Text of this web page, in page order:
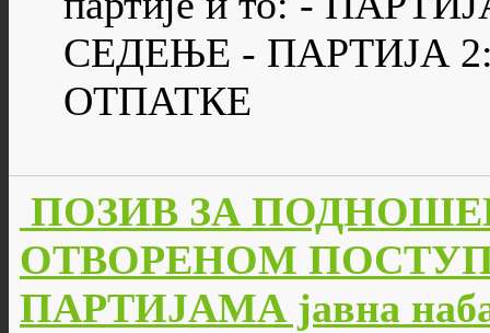
СЕДЕЊЕ - ПАРТИЈА
ОТПАТКЕ
ПОЗИВ ЗА
ОТВОРЕНОМ
ПАРТИЈАМА јавна